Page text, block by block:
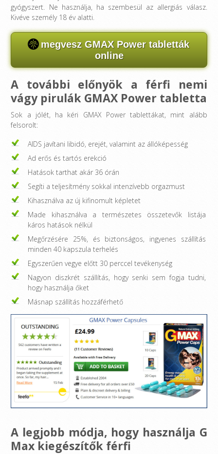
gyógyszert. Ne használja, ha szembesül az allergiás válasz.
Kivéve személy 18 év alatti.
megvesz GMAX Power tabletták
online
A további előnyök a férfi nemi
vágy pirulák GMAX Power tabletta
Sok a jólét, ha kéri GMAX Power tablettákat, mint alább
felsorolt:
AIDS javítani libidó, erejét, valamint az állóképesség
Ad erős és tartós erekció
Hatások tarthat akár 36 órán
Segíti a teljesítmény sokkal intenzívebb orgazmust
Kihasználva az új kifinomult képletet
Made kihasználva a természetes összetevők listája
káros hatások nélkül
Megőrzésére 25%, és biztonságos, ingyenes szállítás
minden 40 kapszula terhelés
Egyszerűen vegye előtt 30 perccel tevékenység
Nagyon diszkrét szállítás, hogy senki sem fogja tudni,
hogy használja őket
Másnap szállítás hozzáférhető
A legjobb módja, hogy használja G
Max kiegészítők férfi